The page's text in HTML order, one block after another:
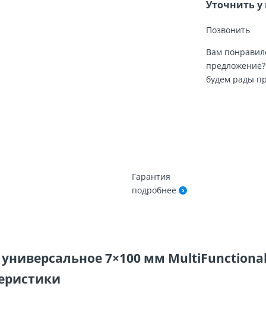
Уточнить
Позвонить
Вам
будем рады
Гарантия
подробнее
7×100 мм MultiFunctional